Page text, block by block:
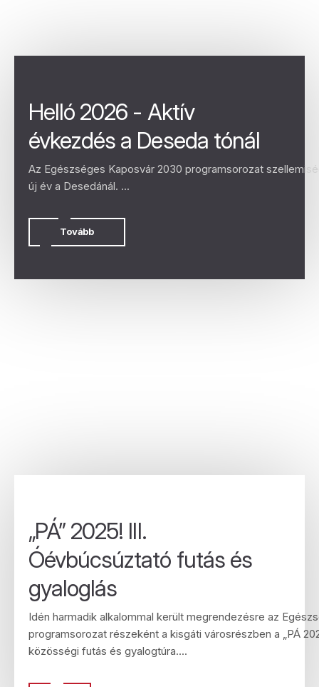
Helló 2026 - Aktív
évkezdés a Deseda tónál
Az Egészséges Kaposvár 2030 programsorozat
új év a Desedánál. ...
Tovább
„PÁ” 2025! III.
Óévbúcsúztató futás és
gyaloglás
Idén harmadik alkalommal került megrendezésre az
programsorozat részeként a kisgáti városrészben a „PÁ
közösségi futás és gyalogtúra....